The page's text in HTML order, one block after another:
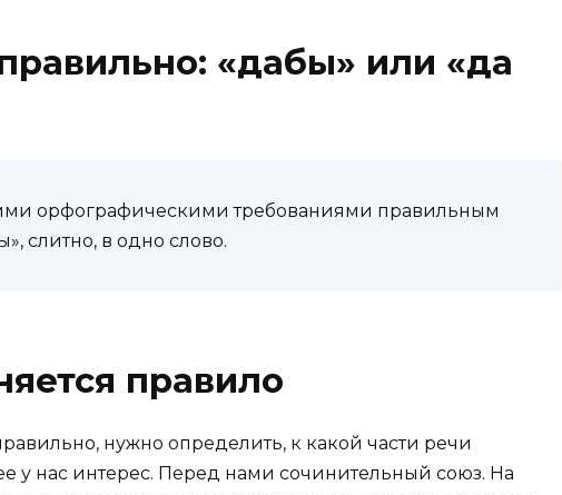
«дабы» или «да
орфографическими требованиями правильным
слитно, в одно слово.
правило
нужно определить, к какой части речи
у нас интерес. Перед нами сочинительный союз. На